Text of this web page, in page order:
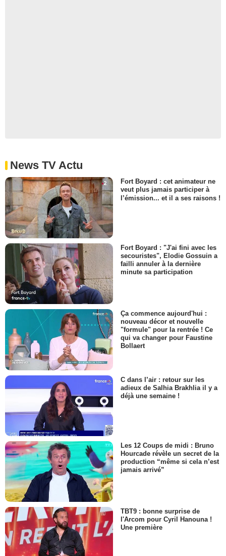
News TV Actu
Fort Boyard : cet animateur ne
veut plus jamais participer à
l’émission... et il a ses raisons !
Fort Boyard : "J'ai fini avec les
secouristes", Elodie Gossuin a
failli annuler à la dernière
minute sa participation
Ça commence aujourd'hui :
nouveau décor et nouvelle
"formule" pour la rentrée ! Ce
qui va changer pour Faustine
Bollaert
C dans l’air : retour sur les
adieux de Salhia Brakhlia il y a
déjà une semaine !
Les 12 Coups de midi : Bruno
Hourcade révèle un secret de la
production “même si cela n’est
jamais arrivé”
TBT9 : bonne surprise de
l'Arcom pour Cyril Hanouna !
Une première